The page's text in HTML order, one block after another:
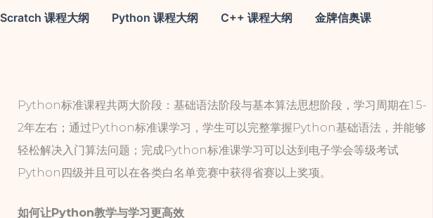
Scratch 课程大纲 Python 课程大纲 C++ 课程大纲 金牌信奥课
Python标准课程共两大阶段：基础语法阶段与基本算法思想阶段，学习周期在1.5-
2年左右；通过Python标准课学习，学生可以完整掌握Python基础语法，并能够
轻松解决入门算法问题；完成Python标准课学习可以达到电子学会等级考试
Python四级并且可以在各类白名单竞赛中获得省赛以上奖项。
如何让Python教学与学习更高效